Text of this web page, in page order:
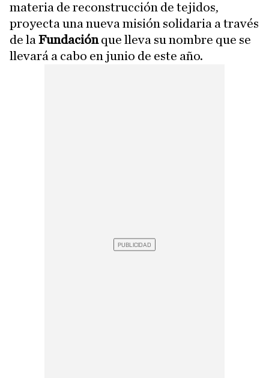
materia de reconstrucción de tejidos,
proyecta una nueva misión solidaria a través
de la Fundaciónque lleva su nombre que se
llevará a cabo en junio de este año.